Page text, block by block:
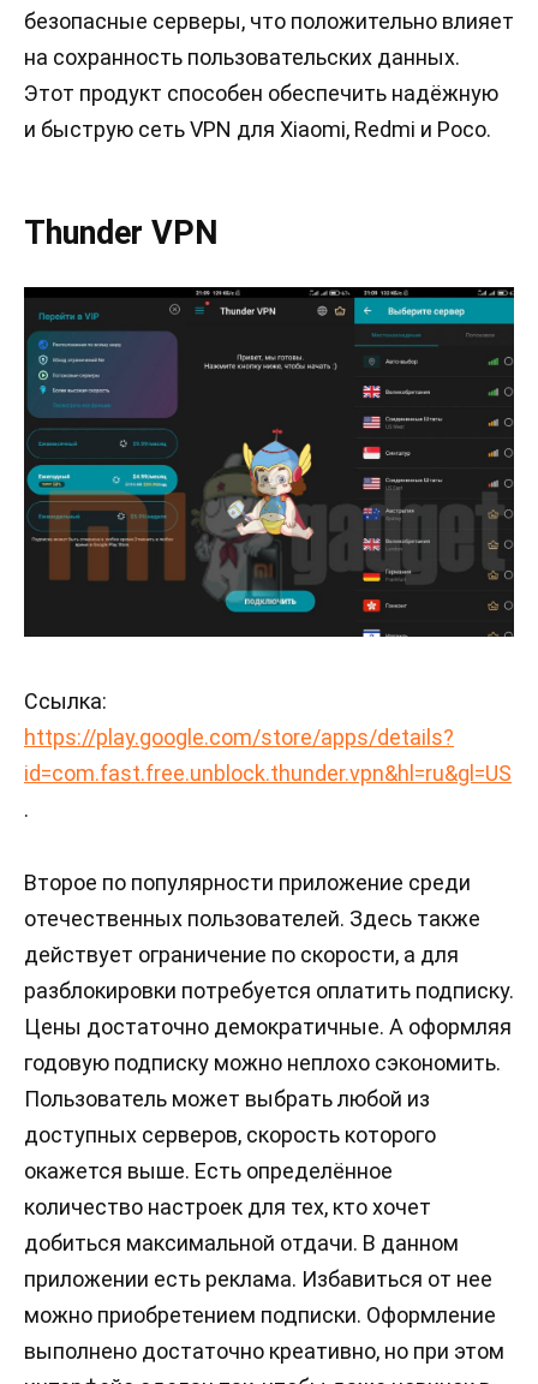
безопасные серверы, что положительно влияет
на сохранность пользовательских данных.
Этот продукт способен обеспечить надёжную
и быструю сеть VPN для Xiaomi, Redmi и Poco.
Thunder VPN
Ссылка:
https://play.google.com/store/apps/details?
id=com.fast.free.unblock.thunder.vpn&hl=ru&gl=US
.
Второе по популярности приложение среди
отечественных пользователей. Здесь также
действует ограничение по скорости, а для
разблокировки потребуется оплатить подписку.
Цены достаточно демократичные. А оформляя
годовую подписку можно неплохо сэкономить.
Пользователь может выбрать любой из
доступных серверов, скорость которого
окажется выше. Есть определённое
количество настроек для тех, кто хочет
добиться максимальной отдачи. В данном
приложении есть реклама. Избавиться от нее
можно приобретением подписки. Оформление
выполнено достаточно креативно, но при этом